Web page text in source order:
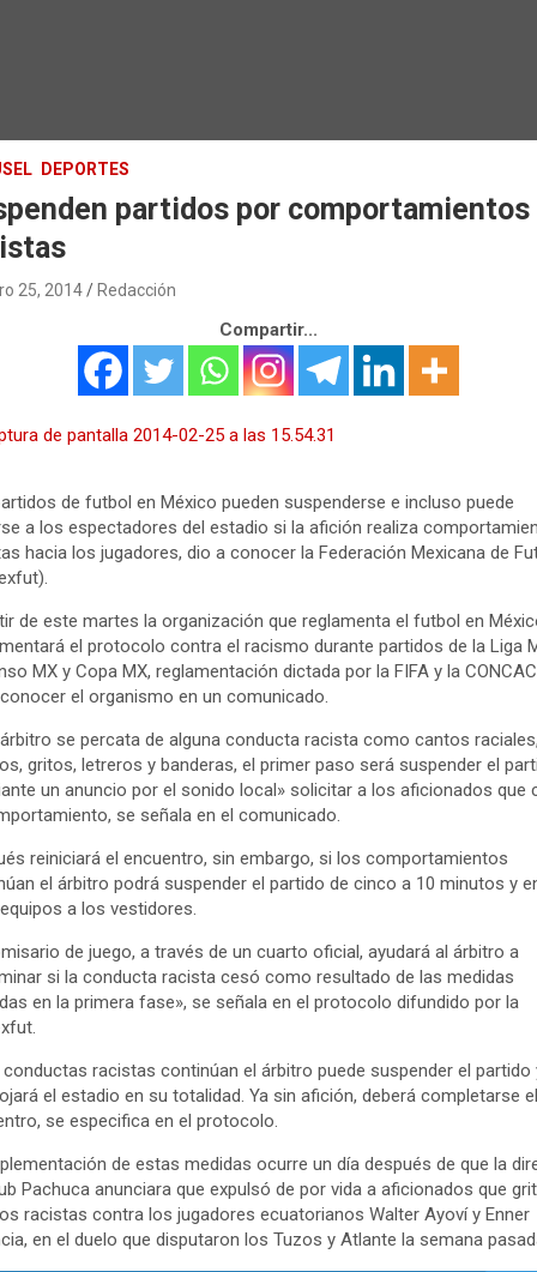
DEPORTES
partidos por comportamientos
25, 2014 Redacción
Compartir...
de futbol en México pueden suspenderse e incluso puede
a los espectadores del estadio si la afición realiza
hacia los jugadores, dio a conocer la Federación Mexicana de
de este martes la organización que reglamenta el futbol en
el protocolo contra el racismo durante partidos de la Liga
MX y Copa MX, reglamentación dictada por la FIFA y la
el organismo en un comunicado.
se percata de alguna conducta racista como cantos
gritos, letreros y banderas, el primer paso será suspender el
un anuncio por el sonido local» solicitar a los aficionados que
se señala en el comunicado.
reiniciará el encuentro, sin embargo, si los comportamientos
el árbitro podrá suspender el partido de cinco a 10 minutos y
a los vestidores.
de juego, a través de un cuarto oficial, ayudará al árbitro a
si la conducta racista cesó como resultado de las medidas
en la primera fase», se señala en el protocolo difundido por la
conductas racistas continúan el árbitro puede suspender el partido
el estadio en su totalidad. Ya sin afición, deberá completarse el
se especifica en el protocolo.
de estas medidas ocurre un día después de que la
Pachuca anunciara que expulsó de por vida a aficionados que
racistas contra los jugadores ecuatorianos Walter Ayoví y Enner
en el duelo que disputaron los Tuzos y Atlante la semana